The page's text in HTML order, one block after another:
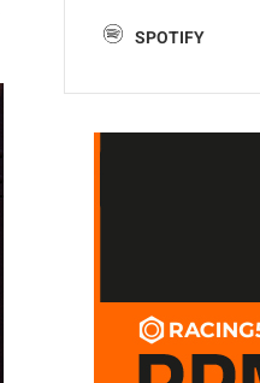
SPOTIFY